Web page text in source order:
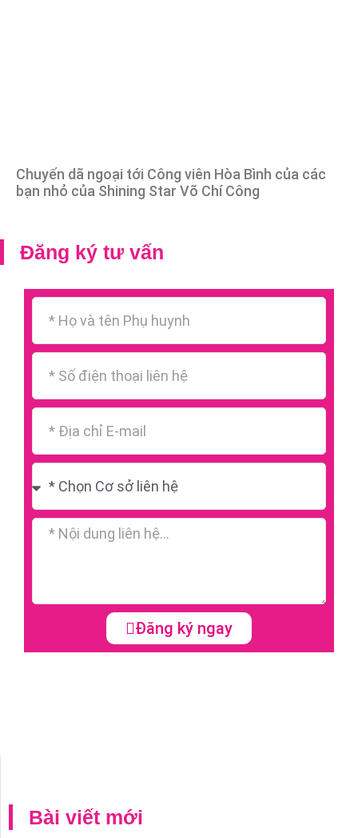
Bài viết mới
Chuyến dã ngoại tới Công viên Hòa Bình của các
bạn nhỏ của Shining Star Võ Chí Công
Đăng ký tư vấn
Đăng ký ngay